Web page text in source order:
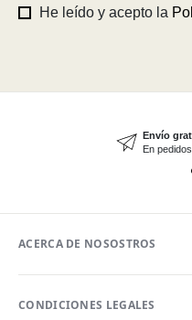
He leído y acepto la
Envío
En
ACERCA DE NOSOSTROS
CONDICIONES LEGALES